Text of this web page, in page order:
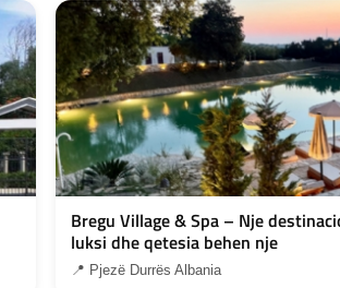
Bregu Village & Spa – Nje
luksi dhe qetesia behen nje
📍 Pjezë Durrës Albania